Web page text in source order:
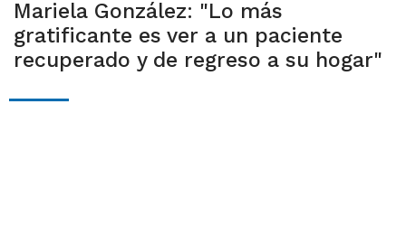
Mariela González: "Lo más
gratificante es ver a un paciente
recuperado y de regreso a su hogar"